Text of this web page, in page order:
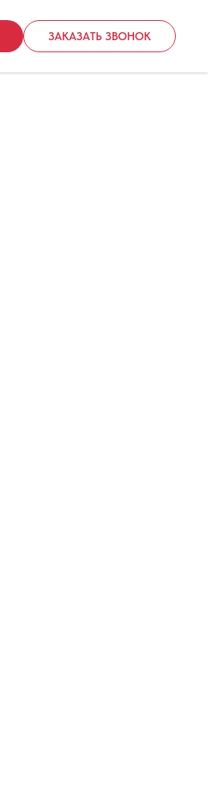
ЗАКАЗАТЬ ЗВОНОК